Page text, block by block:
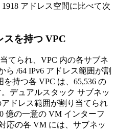
アドレス空間に比べて次
スを持つ VPC
てられ、VPC 内の各サブネ
ら /64 IPv6 アドレス範囲が割
持つ各 VPC は、65,536 の
デュアルスタック サブネッ
アドレス範囲が割り当てられ
億の一意の VM インターフ
応の各 VM には、サブネッ